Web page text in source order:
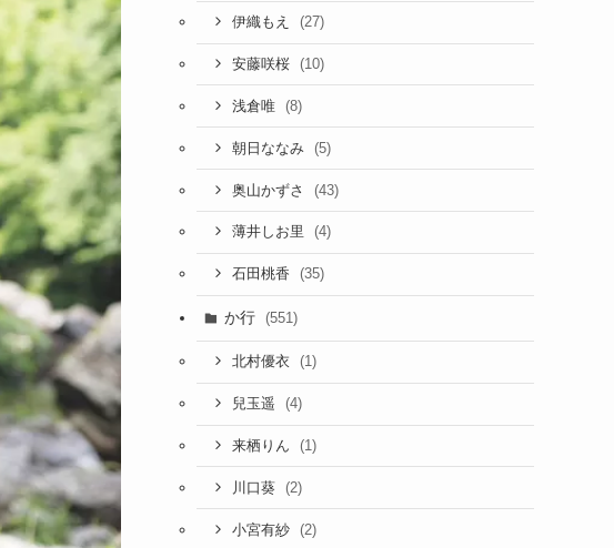
伊織もえ (27)
安藤咲桜 (10)
浅倉唯 (8)
朝日ななみ (5)
奥山かずさ (43)
薄井しお里 (4)
石田桃香 (35)
か行 (551)
北村優衣 (1)
兒玉遥 (4)
来栖りん (1)
川口葵 (2)
小宮有紗 (2)